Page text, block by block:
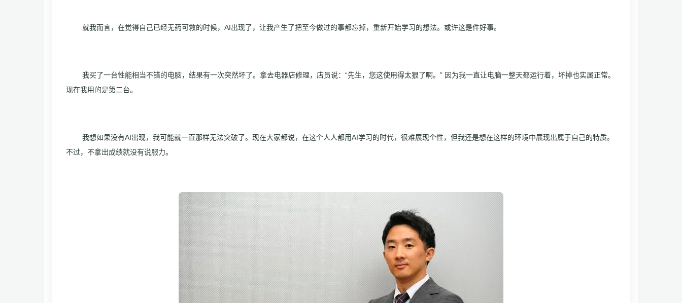
就我而言，在觉得自己已经无药可救的时候，AI出现了，让我产生了把至今做过的事都忘掉，重新开始学习的想法。或许这是件好事。
我买了一台性能相当不错的电脑，结果有一次突然坏了。拿去电器店修理，店员说：“先生，您这使用得太狠了啊。” 因为我一直让电脑一整天都运行着，坏掉也实属正常。
现在我用的是第二台。
我想如果没有AI出现，我可能就一直那样无法突破了。现在大家都说，在这个人人都用AI学习的时代，很难展现个性，但我还是想在这样的环境中展现出属于自己的特质。
不过，不拿出成绩就没有说服力。